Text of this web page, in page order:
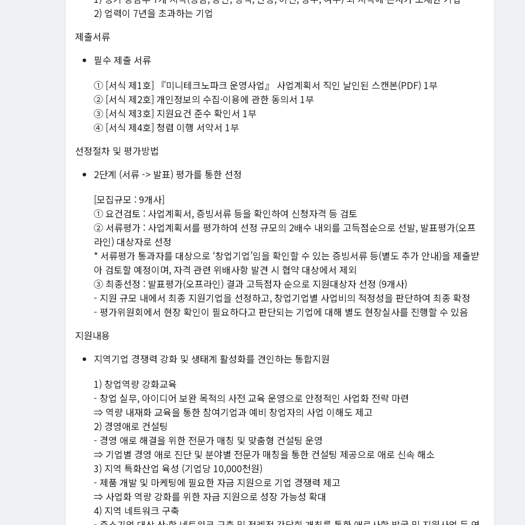
2) 업력이 7년을 초과하는 기업
제출서류
필수 제출 서류
① [서식 제1호] 『미니테크노파크 운영사업』 사업계획서 직인 날인된 스캔본(PDF) 1부
② [서식 제2호] 개인정보의 수집·이용에 관한 동의서 1부
③ [서식 제3호] 지원요건 준수 확인서 1부
④ [서식 제4호] 청렴 이행 서약서 1부
선정절차 및 평가방법
2단계 (서류 -> 발표) 평가를 통한 선정
[모집규모 : 9개사]
① 요건검토 : 사업계획서, 증빙서류 등을 확인하여 신청자격 등 검토
② 서류평가 : 사업계획서를 평가하여 선정 규모의 2배수 내외를 고득점순으로 선발, 발표평가(오프
라인) 대상자로 선정
* 서류평가 통과자를 대상으로 ‘창업기업’임을 확인할 수 있는 증빙서류 등(별도 추가 안내)을 제출받
아 검토할 예정이며, 자격 관련 위배사항 발견 시 협약 대상에서 제외
③ 최종선정 : 발표평가(오프라인) 결과 고득점자 순으로 지원대상자 선정 (9개사)
- 지원 규모 내에서 최종 지원기업을 선정하고, 창업기업별 사업비의 적정성을 판단하여 최종 확정
- 평가위원회에서 현장 확인이 필요하다고 판단되는 기업에 대해 별도 현장실사를 진행할 수 있음
지원내용
지역기업 경쟁력 강화 및 생태계 활성화를 견인하는 통합지원
1) 창업역량 강화교육
- 창업 실무, 아이디어 보완 목적의 사전 교육 운영으로 안정적인 사업화 전략 마련
⇒ 역량 내재화 교육을 통한 참여기업과 예비 창업자의 사업 이해도 제고
2) 경영애로 컨설팅
- 경영 애로 해결을 위한 전문가 매칭 및 맞춤형 컨설팅 운영
⇒ 기업별 경영 애로 진단 및 분야별 전문가 매칭을 통한 컨설팅 제공으로 애로 신속 해소
3) 지역 특화산업 육성 (기업당 10,000천원)
- 제품 개발 및 마케팅에 필요한 자금 지원으로 기업 경쟁력 제고
⇒ 사업화 역량 강화를 위한 자금 지원으로 성장 가능성 확대
4) 지역 네트워크 구축